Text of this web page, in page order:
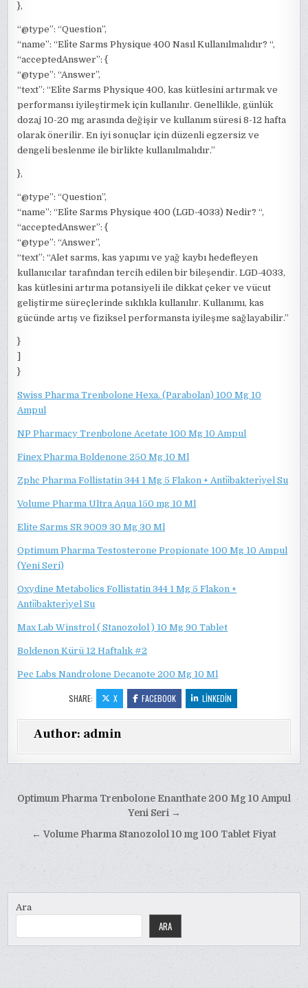
},
“@type”: “Question”,
“name”: “Eli̇te Sarms Physique 400 Nasıl Kullanılmalıdır? “,
“acceptedAnswer”: {
“@type”: “Answer”,
“text”: “Eli̇te Sarms Physique 400, kas kütlesini artırmak ve
performansı iyileştirmek için kullanılır. Genellikle, günlük
dozaj 10-20 mg arasında değişir ve kullanım süresi 8-12 hafta
olarak önerilir. En iyi sonuçlar için düzenli egzersiz ve
dengeli beslenme ile birlikte kullanılmalıdır.”
},
“@type”: “Question”,
“name”: “Eli̇te Sarms Physique 400 (LGD-4033) Nedir? “,
“acceptedAnswer”: {
“@type”: “Answer”,
“text”: “Alet sarms, kas yapımı ve yağ kaybı hedefleyen
kullanıcılar tarafından tercih edilen bir bileşendir. LGD-4033,
kas kütlesini artırma potansiyeli ile dikkat çeker ve vücut
geliştirme süreçlerinde sıklıkla kullanılır. Kullanımı, kas
gücünde artış ve fiziksel performansta iyileşme sağlayabilir.”
}
}
Swiss Pharma Trenbolone Hexa. (Parabolan) 100 Mg 10
Ampul
NP Pharmacy Trenbolone Acetate 100 Mg 10 Ampul
Finex Pharma Boldenone 250 Mg 10 Ml
Zphc Pharma Follistatin 344 1 Mg 5 Flakon + Anti̇i̇bakteri̇yel Su
Volume Pharma Ultra Aqua 150 mg 10 Ml
Elite Sarms SR 9009 30 Mg 30 Ml
Optimum Pharma Testosterone Propionate 100 Mg 10 Ampul
(Yeni Seri)
Oxydine Metabolics Follistatin 344 1 Mg 5 Flakon +
Anti̇i̇bakteri̇yel Su
Max Lab Winstrol ( Stanozolol ) 10 Mg 90 Tablet
Boldenon Kürü 12 Haftalık #2
Pec Labs Nandrolone Decanote 200 Mg 10 Ml
SHARE: X FACEBOOK LINKEDIN
Author: admin
Yazı
Optimum Pharma Trenbolone Enanthate 200 Mg 10 Ampul
Yeni Seri →
← Volume Pharma Stanozolol 10 mg 100 Tablet Fiyat
Ara
ARA